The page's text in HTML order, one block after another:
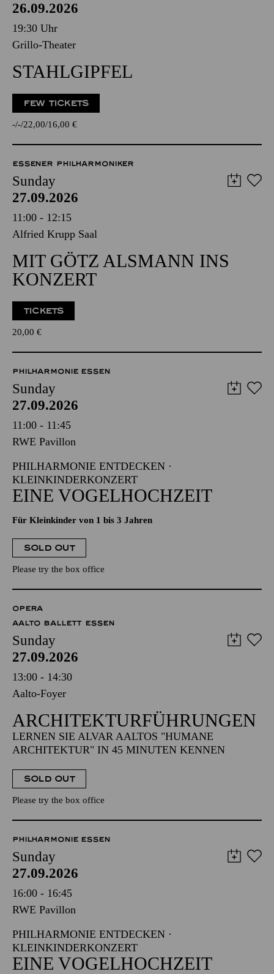
26.09.2026
19:30 Uhr
Grillo-Theater
STAHLGIPFEL
FEW TICKETS
- - 22,00 16,00 €
ESSENER PHILHARMONIKER
Sunday
27.09.2026
11:00 - 12:15
Alfried Krupp Saal
MIT GÖTZ ALSMANN INS
KONZERT
TICKETS
20,00 €
PHILHARMONIE ESSEN
Sunday
27.09.2026
11:00 - 11:45
RWE Pavillon
PHILHARMONIE ENTDECKEN ·
KLEINKINDERKONZERT
EINE VOGELHOCHZEIT
Für Kleinkinder von 1 bis 3 Jahren
SOLD OUT
Please try the box office
OPERA
AALTO BALLETT ESSEN
Sunday
27.09.2026
13:00 - 14:30
Aalto-Foyer
ARCHITEKTUR­FÜHRUNGEN
LERNEN SIE ALVAR AALTOS "HUMANE
ARCHITEKTUR" IN 45 MINUTEN KENNEN
SOLD OUT
Please try the box office
PHILHARMONIE ESSEN
Sunday
27.09.2026
16:00 - 16:45
RWE Pavillon
PHILHARMONIE ENTDECKEN ·
KLEINKINDERKONZERT
EINE VOGELHOCHZEIT